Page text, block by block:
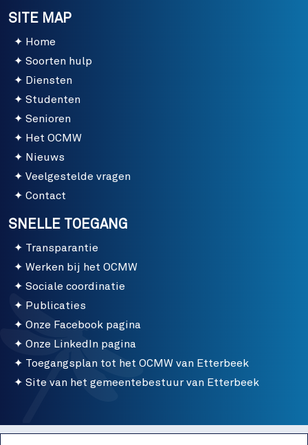
SITE MAP
Home
Soorten hulp
Diensten
Studenten
Senioren
Het OCMW
Nieuws
Veelgestelde vragen
Contact
SNELLE TOEGANG
Transparantie
Werken bij het OCMW
Sociale coordinatie
Publicaties
Onze Facebook pagina
Onze LinkedIn pagina
Toegangsplan tot het OCMW van Etterbeek
Site van het gemeentebestuur van Etterbeek
Menu bottom